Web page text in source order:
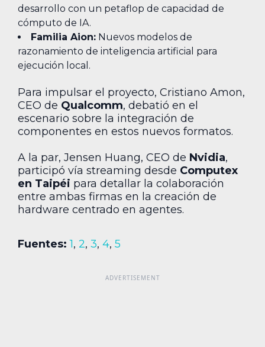
desarrollo con un petaflop de capacidad de
cómputo de IA.
Familia Aion: Nuevos modelos de
razonamiento de inteligencia artificial para
ejecución local.
Para impulsar el proyecto, Cristiano Amon,
CEO de Qualcomm, debatió en el
escenario sobre la integración de
componentes en estos nuevos formatos.
A la par, Jensen Huang, CEO de Nvidia,
participó vía streaming desde Computex
en Taipéi para detallar la colaboración
entre ambas firmas en la creación de
hardware centrado en agentes.
Fuentes: 1, 2, 3, 4, 5